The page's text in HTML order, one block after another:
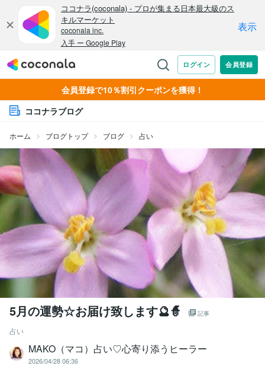
会員登録で10％割引クーポンを獲得！
ココナラブログ
ホーム ブログトップ ブログ 占い
5月の運勢☆お届け致します🔮🧙 記事
占い
MAKO（マコ）占い♡心寄り添うヒーラー
2026/04/28 06:36